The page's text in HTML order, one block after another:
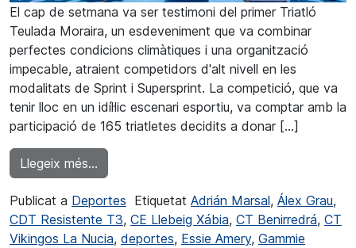
El cap de setmana va ser testimoni del primer Triatló
Teulada Moraira, un esdeveniment que va combinar
perfectes condicions climàtiques i una organització
impecable, atraient competidors d'alt nivell en les
modalitats de Sprint i Supersprint. La competició, que va
tenir lloc en un idíl·lic escenari esportiu, va comptar amb la
participació de 165 triatletes decidits a donar […]
Llegeix més…
Publicat a Deportes Etiquetat Adrián Marsal, Álex Grau,
CDT Resistente T3, CE Llebeig Xábia, CT Benirredrá, CT
Vikingos La Nucia, deportes, Essie Amery, Gammie